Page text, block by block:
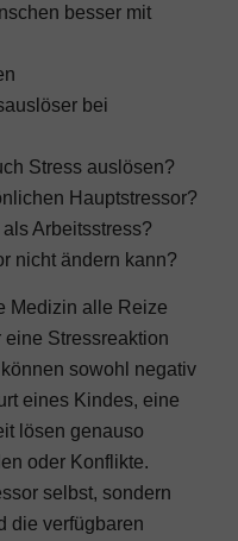
besser mit
bei
Stress auslösen?
Hauptstressor?
Arbeitsstress?
nicht ändern kann?
Medizin alle Reize
Stressreaktion
sowohl negativ
eines Kindes, eine
lösen genauso
oder Konflikte.
selbst, sondern
die verfügbaren